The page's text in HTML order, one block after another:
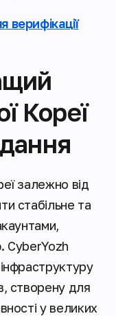
Кореї
залежно від
стабільне та
CyberYozh
створену для
у великих